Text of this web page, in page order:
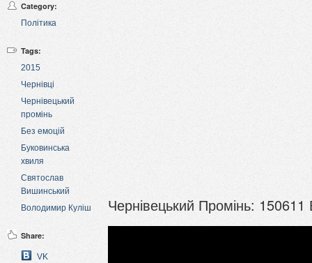
Category:
Політика
Tags:
2015
Чернівці
Чернівецький
промінь
Без емоцій
Буковинська
хвиля
Святослав
Вишинський
Володимир Куліш
Share:
VK
Чернівецький Промінь: